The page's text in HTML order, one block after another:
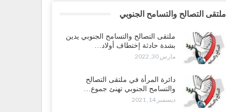
ملتقى التصالح والتسامح الجنوبي
ملتقى التصالح والتسامح الجنوبي يدين
بشدة حادثة إختطاف أولاد…
مارس 30, 2022
دائرة المرأة في ملتقى التصالح
والتسامح الجنوبي تهنئ جموع…
ديسمبر 14, 2021